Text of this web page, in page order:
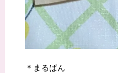
＊まるぱん